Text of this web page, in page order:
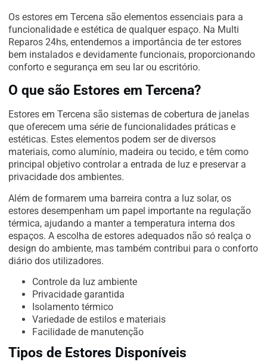
Os estores em Tercena são elementos essenciais para a
funcionalidade e estética de qualquer espaço. Na Multi
Reparos 24hs, entendemos a importância de ter estores
bem instalados e devidamente funcionais, proporcionando
conforto e segurança em seu lar ou escritório.
O que são Estores em Tercena?
Estores em Tercena são sistemas de cobertura de janelas
que oferecem uma série de funcionalidades práticas e
estéticas. Estes elementos podem ser de diversos
materiais, como alumínio, madeira ou tecido, e têm como
principal objetivo controlar a entrada de luz e preservar a
privacidade dos ambientes.
Além de formarem uma barreira contra a luz solar, os
estores desempenham um papel importante na regulação
térmica, ajudando a manter a temperatura interna dos
espaços. A escolha de estores adequados não só realça o
design do ambiente, mas também contribui para o conforto
diário dos utilizadores.
Controle da luz ambiente
Privacidade garantida
Isolamento térmico
Variedade de estilos e materiais
Facilidade de manutenção
Tipos de Estores Disponíveis